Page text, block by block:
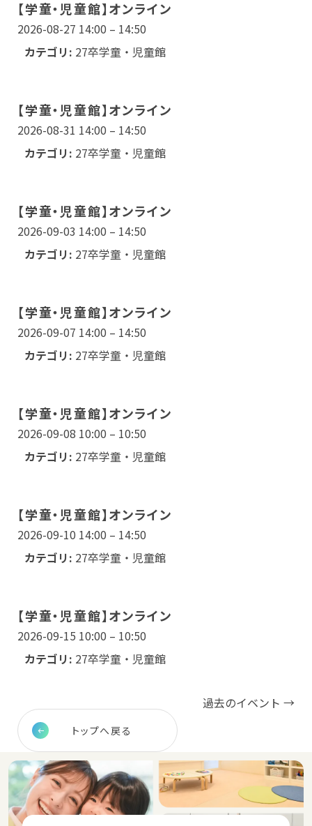
【学童・児童館】オンライン
2026-08-27 14:00 – 14:50
カテゴリ: 27卒学童・児童館
【学童・児童館】オンライン
2026-08-31 14:00 – 14:50
カテゴリ: 27卒学童・児童館
【学童・児童館】オンライン
2026-09-03 14:00 – 14:50
カテゴリ: 27卒学童・児童館
【学童・児童館】オンライン
2026-09-07 14:00 – 14:50
カテゴリ: 27卒学童・児童館
【学童・児童館】オンライン
2026-09-08 10:00 – 10:50
カテゴリ: 27卒学童・児童館
【学童・児童館】オンライン
2026-09-10 14:00 – 14:50
カテゴリ: 27卒学童・児童館
【学童・児童館】オンライン
2026-09-15 10:00 – 10:50
カテゴリ: 27卒学童・児童館
過去のイベント →
トップへ戻る